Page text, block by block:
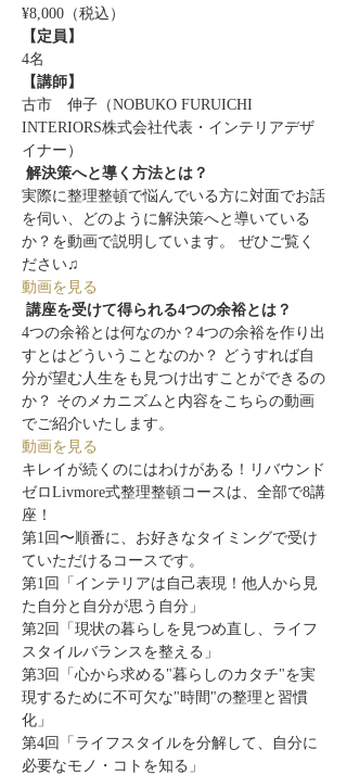
¥8,000（税込）
【定員】
4名
【講師】
古市　伸子（NOBUKO FURUICHI
INTERIORS株式会社代表・インテリアデザ
イナー）
解決策へと導く方法とは？
実際に整理整頓で悩んでいる方に対面でお話
を伺い、どのように解決策へと導いている
か？を動画で説明しています。 ぜひご覧く
ださい♫
動画を見る
講座を受けて得られる4つの余裕とは？
4つの余裕とは何なのか？4つの余裕を作り出
すとはどういうことなのか？ どうすれば自
分が望む人生をも見つけ出すことができるの
か？ そのメカニズムと内容をこちらの動画
でご紹介いたします。
動画を見る
キレイが続くのにはわけがある！リバウンド
ゼロLivmore式整理整頓コースは、全部で8講
座！
第1回〜順番に、お好きなタイミングで受け
ていただけるコースです。
第1回「インテリアは自己表現！他人から見
た自分と自分が思う自分」
第2回「現状の暮らしを見つめ直し、ライフ
スタイルバランスを整える」
第3回「心から求める"暮らしのカタチ"を実
現するために不可欠な"時間"の整理と習慣
化」
第4回「ライフスタイルを分解して、自分に
必要なモノ・コトを知る」